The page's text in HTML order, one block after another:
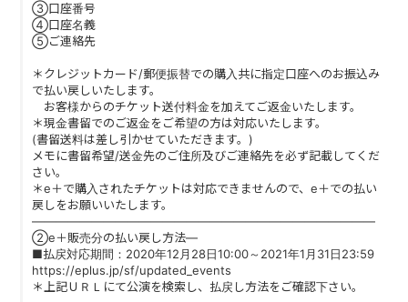
③口座番号
④口座名義
⑤ご連絡先
＊クレジットカード/郵便振替での購入共に指定口座へのお振込み
で払い戻しいたします。
お客様からのチケット送付料金を加えてご返金いたします。
＊現金書留でのご返金をご希望の方は対応いたします。
(書留送料は差し引かせていただきます。)
メモに書留希望/送金先のご住所及びご連絡先を必ず記載してくだ
さい。
＊e＋で購入されたチケットは対応できませんので、e＋での払い
戻しをお願いいたします。
―――――――――――――――――――――――――――――
②e＋販売分の払い戻し方法―
■払戻対応期間：2020年12月28日10:00～2021年1月31日23:59
https://eplus.jp/sf/updated_events
＊上記ＵＲＬにて公演を検索し、払戻し方法をご確認下さい。